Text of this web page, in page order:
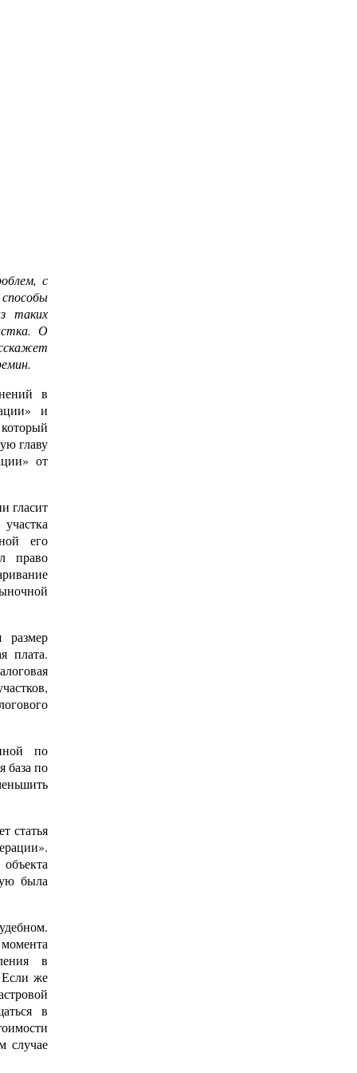
с
таких
О
в
и
главу
от
гласит
его
право
размер
плата.
по
база по
статья
была
в
Если же
в
случае